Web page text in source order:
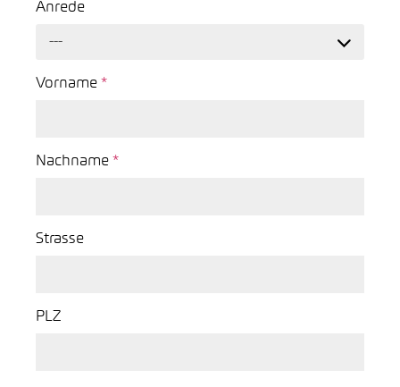
Anrede
---
Vorname *
Nachname *
Strasse
PLZ